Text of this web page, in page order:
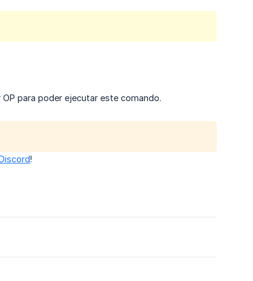
OP para poder ejecutar este comando.
!